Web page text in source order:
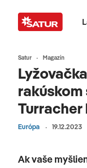
Satur Magazín
Turracher
Európa 19.12.2023
Ak vaše